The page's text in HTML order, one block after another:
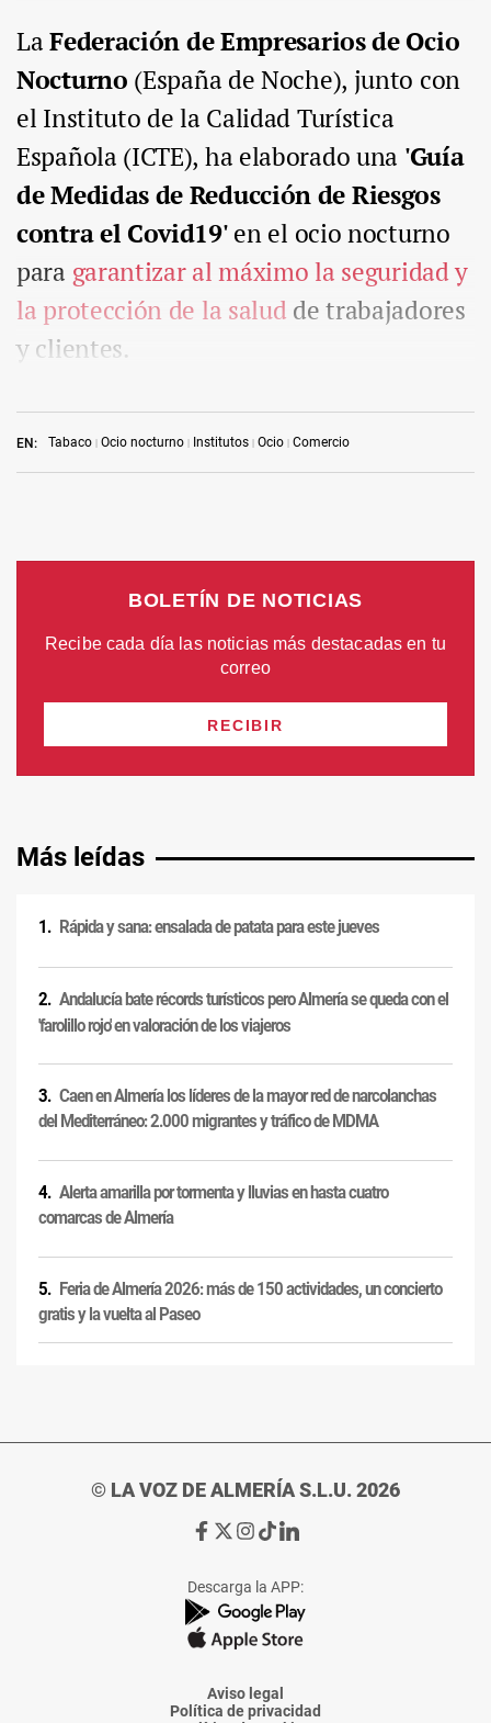
EN: Tabaco Ocio nocturno Institutos Ocio Comercio
LaFederación de Empresarios de Ocio
Nocturno (España de Noche), junto con
el Instituto de la Calidad Turística
Española (ICTE), ha elaborado una 'Guía
de Medidas de Reducción de Riesgos
contra el Covid19'en el ocio nocturno
para garantizar al máximo la seguridad y
la protección de la salud de trabajadores
y clientes.
Más leídas
Rápida y sana: ensalada de patata para este jueves
Andalucía bate récords turísticos pero Almería se queda con el
'farolillo rojo' en valoración de los viajeros
Caen en Almería los líderes de la mayor red de narcolanchas
del Mediterráneo: 2.000 migrantes y tráfico de MDMA
Alerta amarilla por tormenta y lluvias en hasta cuatro
comarcas de Almería
Feria de Almería 2026: más de 150 actividades, un concierto
gratis y la vuelta al Paseo
© LA VOZ DE ALMERÍA S.L.U. 2026
Ir
de
La
Voz
Almería
Ir
de
La
Voz
Almería
Ir
de
La
Voz
Almería
Ir
de
La
Voz
Almería
Ir
de
La
Voz
Descarga la APP:
Aviso legal
Política de privacidad